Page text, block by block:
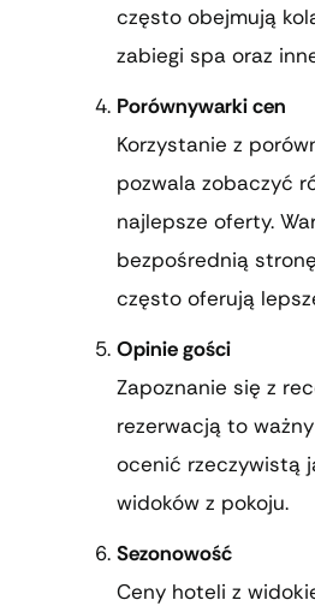
często obejmują
zabiegi spa oraz
Porównywarki cen
Korzystanie z
pozwala zobaczyć
najlepsze oferty.
bezpośrednią
często oferują
Opinie gości
Zapoznanie się z
rezerwacją to
ocenić rzeczywistą
widoków z pokoju.
Sezonowość
Ceny hoteli z